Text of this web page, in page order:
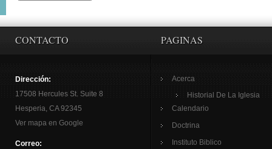
CONTACTO
Dirección:
17508 Hercules St. Suite 8
Hesperia, CA 92345
Ver mapa en Google
Correo:
PAGINAS
Acerca
Historial De La Iglesia
Calendario
Doctrina
Instituto Biblico